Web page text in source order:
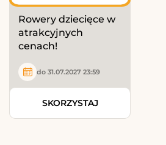
Rowery dziecięce w
atrakcyjnych
cenach!
do 31.07.2027 23:59
SKORZYSTAJ